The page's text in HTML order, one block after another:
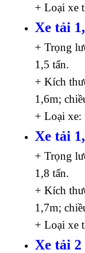
+ Loại xe
Xe tải
+ Trọng
1,5 tấn.
+ Kích
1,6m;
+ Loại xe:
Xe tải
+ Trọng
1,8 tấn.
+ Kích
1,7m;
+ Loại xe
Xe tải 2